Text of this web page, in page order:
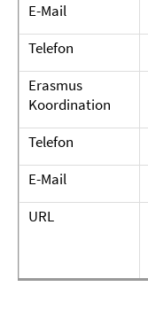
E-Mail
Telefon
Erasmus
Koordination
Telefon
E-Mail
URL